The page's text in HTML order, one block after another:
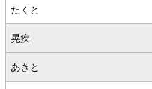
たくと
晃疾
あきと